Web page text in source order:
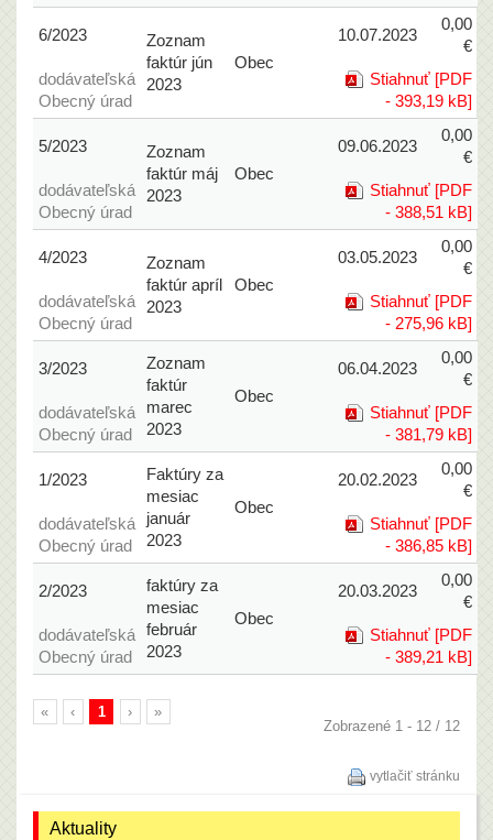
Aktuality
6/2023
Zoznam
faktúr jún
2023
Obec
10.07.2023
0,00
€
dodávateľská
Obecný úrad
Stiahnuť [PDF
- 393,19 kB]
5/2023
Zoznam
faktúr máj
2023
Obec
09.06.2023
0,00
€
dodávateľská
Obecný úrad
Stiahnuť [PDF
- 388,51 kB]
4/2023
Zoznam
faktúr apríl
2023
Obec
03.05.2023
0,00
€
dodávateľská
Obecný úrad
Stiahnuť [PDF
- 275,96 kB]
3/2023
Zoznam
faktúr
marec
2023
Obec
06.04.2023
0,00
€
dodávateľská
Obecný úrad
Stiahnuť [PDF
- 381,79 kB]
1/2023
Faktúry za
mesiac
január
2023
Obec
20.02.2023
0,00
€
dodávateľská
Obecný úrad
Stiahnuť [PDF
- 386,85 kB]
2/2023
faktúry za
mesiac
február
2023
Obec
20.03.2023
0,00
€
dodávateľská
Obecný úrad
Stiahnuť [PDF
- 389,21 kB]
Zobrazené 1 - 12 / 12
« ‹ 1 › »
vytlačiť stránku